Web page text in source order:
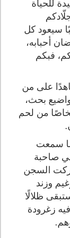
للحياة
سيعود كل
أحبابه،
فبكم
على من
بحث،
من لحم
سمعت
صاحبة
تركت السجن
وزند
ظلالًا
زغرودة